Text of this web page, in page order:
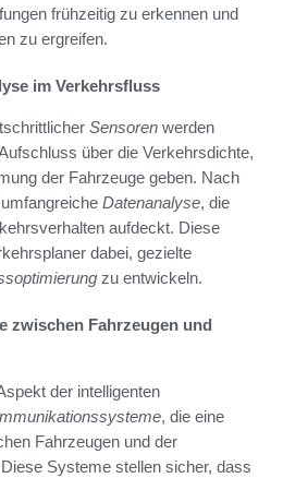
frühzeitig zu erkennen und
zu ergreifen.
im Verkehrsfluss
Sensoren werden
über die Verkehrsdichte,
der Fahrzeuge geben. Nach
Datenanalyse, die
aufdeckt. Diese
dabei, gezielte
zu entwickeln.
zwischen Fahrzeugen und
der intelligenten
, die eine
Fahrzeugen und der
Systeme stellen sicher, dass